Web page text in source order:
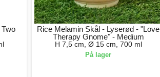
Rice Melamin Skål - Lyserød - "Love
Therapy Gnome" - Medium
H 7,5 cm, Ø 15 cm, 700 ml
På lager